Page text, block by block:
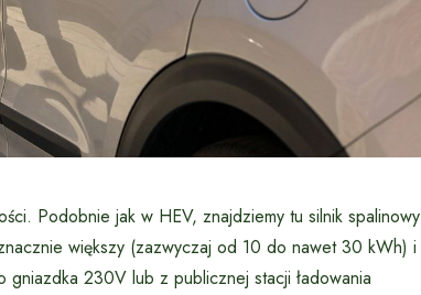
Podobnie jak w HEV, znajdziemy tu silnik spalinowy
większy (zazwyczaj od 10 do nawet 30 kWh) i
gniazdka 230V lub z publicznej stacji ładowania